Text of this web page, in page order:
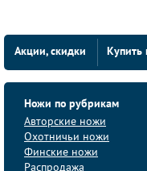
Акции, скидки Купить
Ножи по рубрикам
Авторские ножи
Охотничьи ножи
Финские ножи
Распродажа